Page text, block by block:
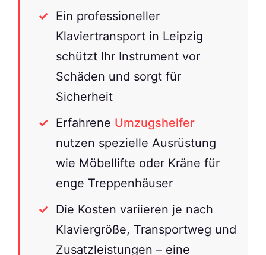
Ein professioneller
Klaviertransport in Leipzig
schützt Ihr Instrument vor
Schäden und sorgt für
Sicherheit
Erfahrene Umzugshelfer
nutzen spezielle Ausrüstung
wie Möbellifte oder Kräne für
enge Treppenhäuser
Die Kosten variieren je nach
Klaviergröße, Transportweg und
Zusatzleistungen – eine